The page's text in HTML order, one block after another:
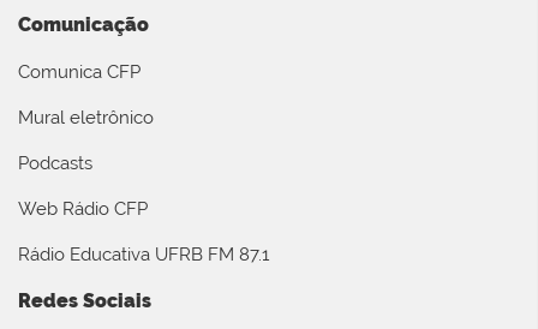
Comunicação
Comunica CFP
Mural eletrônico
Podcasts
Web Rádio CFP
Rádio Educativa UFRB FM 87.1
Redes Sociais